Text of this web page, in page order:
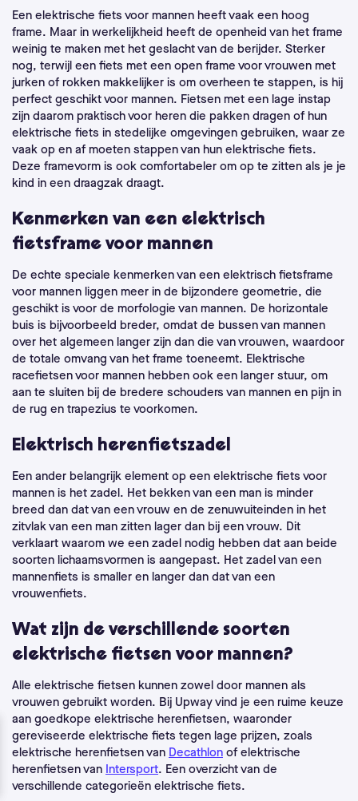
Een elektrische fiets voor mannen heeft vaak een hoog
frame. Maar in werkelijkheid heeft de openheid van het frame
weinig te maken met het geslacht van de berijder. Sterker
nog, terwijl een fiets met een open frame voor vrouwen met
jurken of rokken makkelijker is om overheen te stappen, is hij
perfect geschikt voor mannen. Fietsen met een lage instap
zijn daarom praktisch voor heren die pakken dragen of hun
elektrische fiets in stedelijke omgevingen gebruiken, waar ze
vaak op en af moeten stappen van hun elektrische fiets.
Deze framevorm is ook comfortabeler om op te zitten als je je
kind in een draagzak draagt.
Kenmerken van een elektrisch
fietsframe voor mannen
De echte speciale kenmerken van een elektrisch fietsframe
voor mannen liggen meer in de bijzondere geometrie, die
geschikt is voor de morfologie van mannen. De horizontale
buis is bijvoorbeeld breder, omdat de bussen van mannen
over het algemeen langer zijn dan die van vrouwen, waardoor
de totale omvang van het frame toeneemt. Elektrische
racefietsen voor mannen hebben ook een langer stuur, om
aan te sluiten bij de bredere schouders van mannen en pijn in
de rug en trapezius te voorkomen.
Elektrisch herenfietszadel
Een ander belangrijk element op een elektrische fiets voor
mannen is het zadel. Het bekken van een man is minder
breed dan dat van een vrouw en de zenuwuiteinden in het
zitvlak van een man zitten lager dan bij een vrouw. Dit
verklaart waarom we een zadel nodig hebben dat aan beide
soorten lichaamsvormen is aangepast. Het zadel van een
mannenfiets is smaller en langer dan dat van een
vrouwenfiets.
Wat zijn de verschillende soorten
elektrische fietsen voor mannen?
Alle elektrische fietsen kunnen zowel door mannen als
vrouwen gebruikt worden. Bij Upway vind je een ruime keuze
aan goedkope elektrische herenfietsen, waaronder
gereviseerde elektrische fiets tegen lage prijzen, zoals
elektrische herenfietsen van Decathlon of elektrische
herenfietsen van Intersport. Een overzicht van de
verschillende categorieën elektrische fiets.